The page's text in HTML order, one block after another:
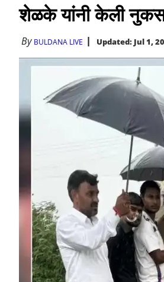
शेळके यांनी केली
By BULDANA LIVE Updated: Jul 1,